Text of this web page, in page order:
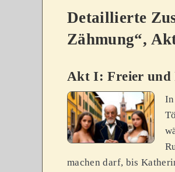
Detaillierte
Zähmung“,
Akt I: Freier und
machen darf, bis